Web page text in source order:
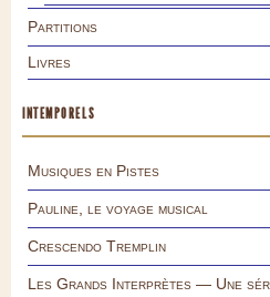
Partitions
Livres
INTEMPORELS
Musiques en Pistes
Pauline, le voyage musical
Crescendo Tremplin
Les Grands Interprètes — Une